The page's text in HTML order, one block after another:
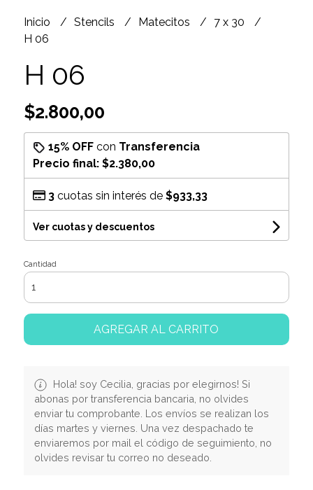
Inicio Stencils Matecitos
7 x 30
H 06
H 06
$2.800,00
15% OFFcon Transferencia
Precio final: $2.380,00
3cuotas sin interés de $933,33
Ver cuotas y descuentos
Cantidad
AGREGAR AL CARRITO
Hola! soy Cecilia, gracias por elegirnos! Si
abonas por transferencia bancaria, no olvides
enviar tu comprobante. Los envíos se realizan los
días martes y viernes. Una vez despachado te
enviaremos por mail el código de seguimiento, no
olvides revisar tu correo no deseado.